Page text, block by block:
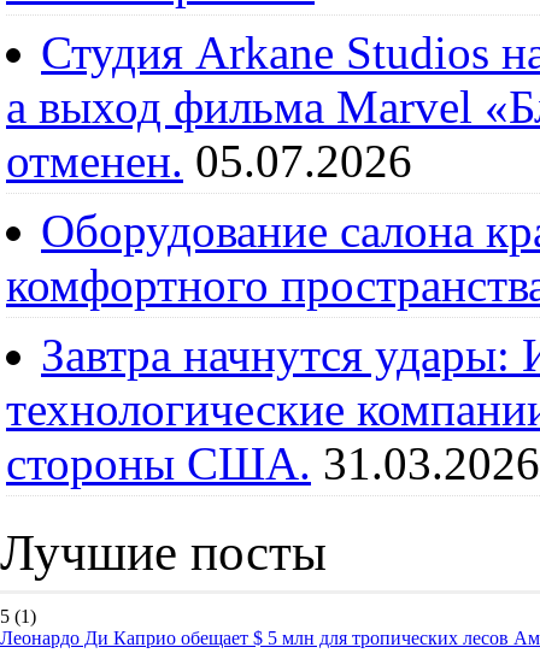
Студия Arkane Studios
а выход фильма Marvel
отменен. 05.07.2026
Оборудование салона
комфортного
Завтра начнутся
технологические
стороны США. 31.03.2026
Лучшие посты
5 (1)
Леонардо Ди Каприо обещает $ 5 млн для тропических лесов